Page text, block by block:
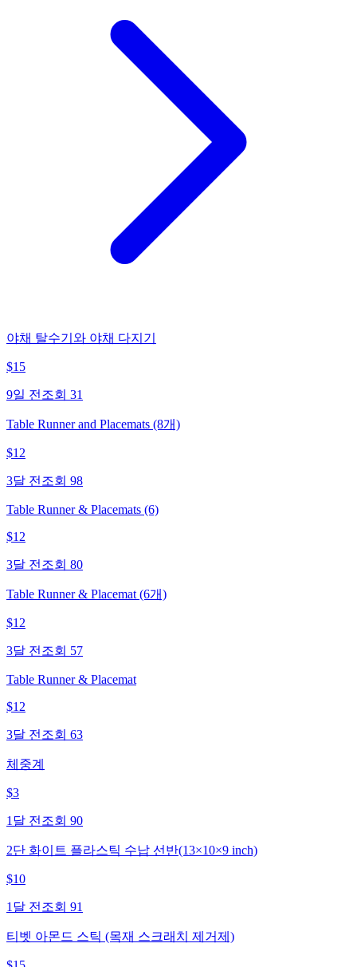
야채 탈수기와 야채 다지기
$15
9일 전 조회 31
Table Runner and Placemats (8개)
$12
3달 전 조회 98
Table Runner & Placemats (6)
$12
3달 전 조회 80
Table Runner & Placemat (6개)
$12
3달 전 조회 57
Table Runner & Placemat
$12
3달 전 조회 63
체중계
$3
1달 전 조회 90
2단 화이트 플라스틱 수납 선반(13×10×9 inch)
$10
1달 전 조회 91
티벳 아몬드 스틱 (목재 스크래치 제거제)